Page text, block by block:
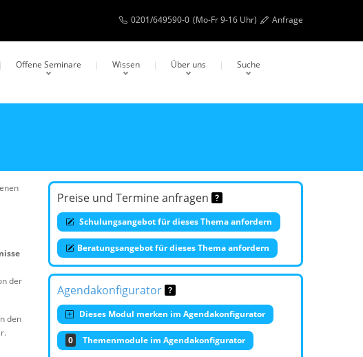
0201/649590-0 (Mo-Fr 9-16 Uhr) Anfrage
Offene Seminare Wissen Über uns Suche
der
den
Preise und Termine anfragen
Schulungsangebot für dieses Thema anfordern
Beratungsangebot für dieses Thema anfordern
Agendakonfigurator
Dieses Modul merken im Agendakonfigurator
0 Themenmodule im Agendakonfigurator